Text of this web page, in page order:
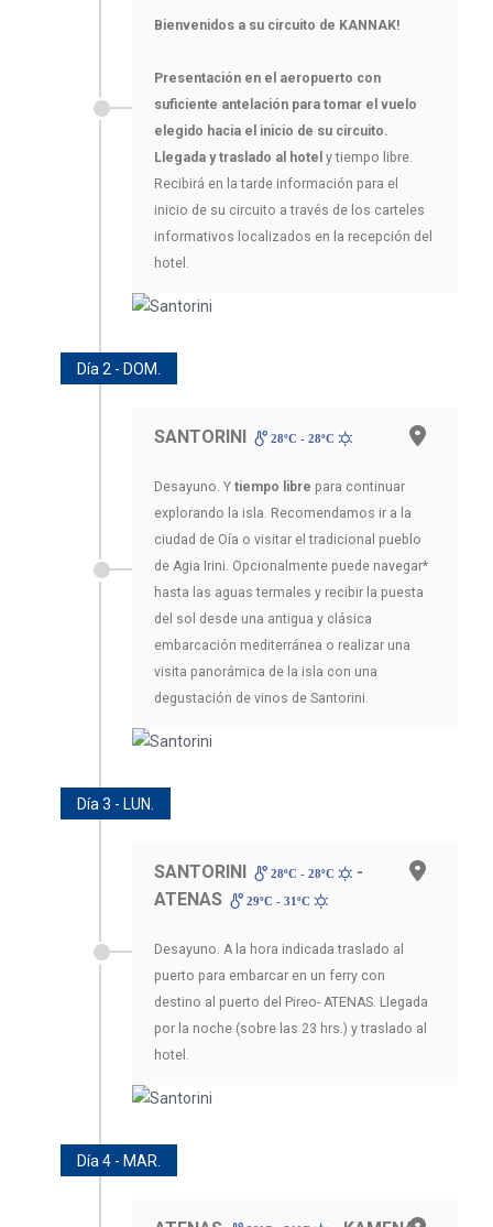
Bienvenidos a su circuito de KANNAK!
Presentación en el aeropuerto con
suficiente antelación para tomar el vuelo
elegido hacia el inicio de su circuito.
Llegada y traslado al hotel y tiempo libre.
Recibirá en la tarde información para el
inicio de su circuito a través de los carteles
informativos localizados en la recepción del
hotel.
Día 2 - DOM.
SANTORINI 28ºC - 28ºC
Desayuno. Y tiempo libre para continuar
explorando la isla. Recomendamos ir a la
ciudad de Oía o visitar el tradicional pueblo
de Agia Irini. Opcionalmente puede navegar*
hasta las aguas termales y recibir la puesta
del sol desde una antigua y clásica
embarcación mediterránea o realizar una
visita panorámica de la isla con una
degustación de vinos de Santorini.
Día 3 - LUN.
SANTORINI 28ºC - 28ºC
-
ATENAS
29ºC - 31ºC
Desayuno. A la hora indicada traslado al
puerto para embarcar en un ferry con
destino al puerto del Pireo- ATENAS. Llegada
por la noche (sobre las 23 hrs.) y traslado al
hotel.
Día 4 - MAR.